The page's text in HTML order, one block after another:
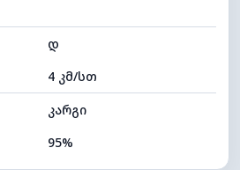
0 (ბნელი)
5600 მ
დ
4 კმ/სთ
კარგი
95%